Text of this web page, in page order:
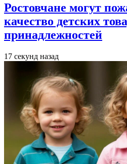
Ростовчане могут
качество детских
принадлежностей
17 секунд назад